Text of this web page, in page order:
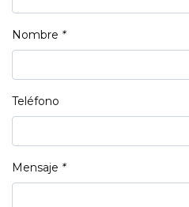
Nombre *
Teléfono
Mensaje *